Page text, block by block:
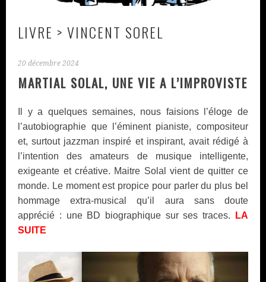
LIVRE > VINCENT SOREL
20 décembre 2024
MARTIAL SOLAL, UNE VIE A L’IMPROVISTE
Il y a quelques semaines, nous faisions l’éloge de
l’autobiographie que l’éminent pianiste, compositeur
et, surtout jazzman inspiré et inspirant, avait rédigé à
l’intention des amateurs de musique intelligente,
exigeante et créative. Maitre Solal vient de quitter ce
monde. Le moment est propice pour parler du plus bel
hommage extra-musical qu’il aura sans doute
apprécié : une BD biographique sur ses traces.
LA
SUITE